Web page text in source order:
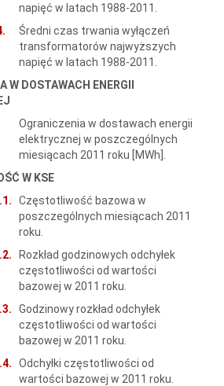
napięć w latach 1988-2011.
Średni czas trwania wyłączeń
transformatorów najwyższych
napięć w latach 1988-2011.
W DOSTAWACH ENERGII
Ograniczenia w dostawach energii
elektrycznej w poszczególnych
miesiącach 2011 roku [MWh].
W KSE
Częstotliwość bazowa w
poszczególnych miesiącach 2011
roku.
Rozkład godzinowych odchyłek
częstotliwości od wartości
bazowej w 2011 roku.
Godzinowy rozkład odchyłek
częstotliwości od wartości
bazowej w 2011 roku.
Odchyłki częstotliwości od
wartości bazowej w 2011 roku.